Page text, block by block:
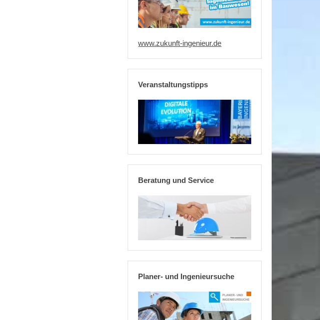
www.zukunft-ingenieur.de
Veranstaltungstipps
Beratung und Service
Planer- und Ingenieursuche